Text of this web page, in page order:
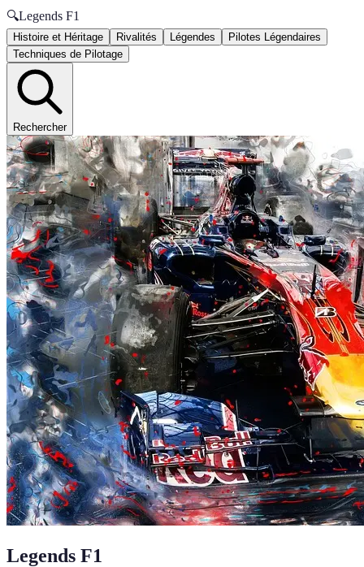
🔍Legends F1
Histoire et Héritage Rivalités Légendes
Pilotes Légendaires
Techniques de Pilotage
Rechercher
Legends F1